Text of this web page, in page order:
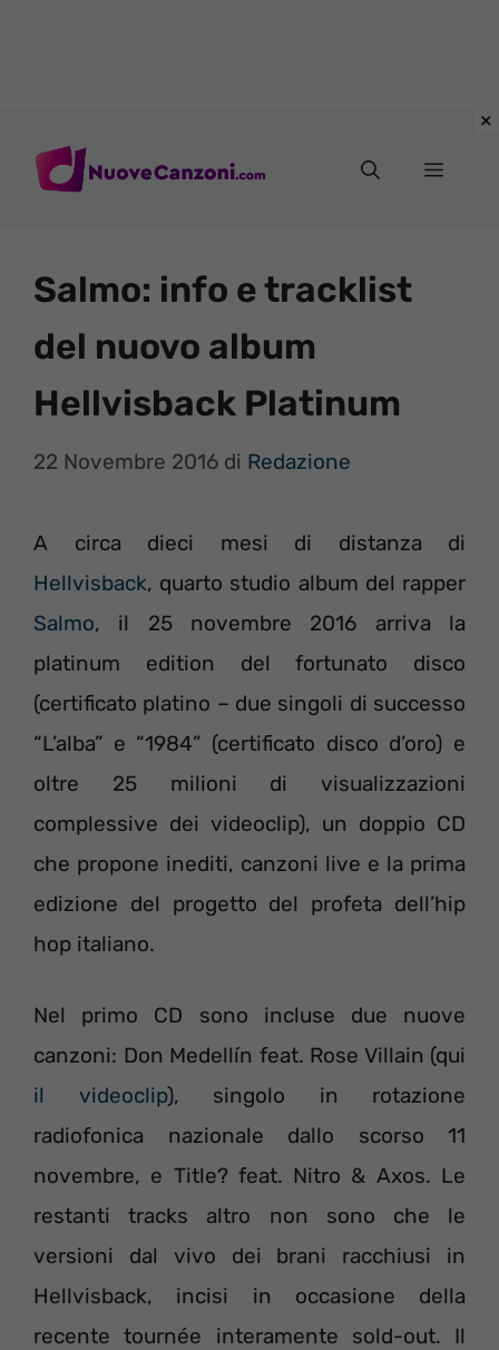
Menu
Salmo: info e tracklist
del nuovo album
Hellvisback Platinum
22 Novembre 2016 di Redazione
A circa dieci mesi di distanza di
Hellvisback, quarto studio album del rapper
Salmo, il 25 novembre 2016 arriva la
platinum edition del fortunato disco
(certificato platino – due singoli di successo
“L’alba” e “1984” (certificato disco d’oro) e
oltre 25 milioni di visualizzazioni
complessive dei videoclip), un doppio CD
che propone inediti, canzoni live e la prima
edizione del progetto del profeta dell’hip
hop italiano.
Nel primo CD sono incluse due nuove
canzoni: Don Medellín feat. Rose Villain (qui
il videoclip), singolo in rotazione
radiofonica nazionale dallo scorso 11
novembre, e Title? feat. Nitro & Axos. Le
restanti tracks altro non sono che le
versioni dal vivo dei brani racchiusi in
Hellvisback, incisi in occasione della
recente tournée interamente sold-out. Il